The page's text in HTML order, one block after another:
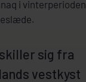
i vinterperioden
sig fra
vestkyst